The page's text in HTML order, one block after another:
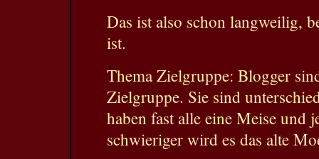
Das ist also schon langweilig,
ist.
Thema Zielgruppe: Blogger
Zielgruppe. Sie sind
haben fast alle eine Meise und
schwieriger wird es das alte